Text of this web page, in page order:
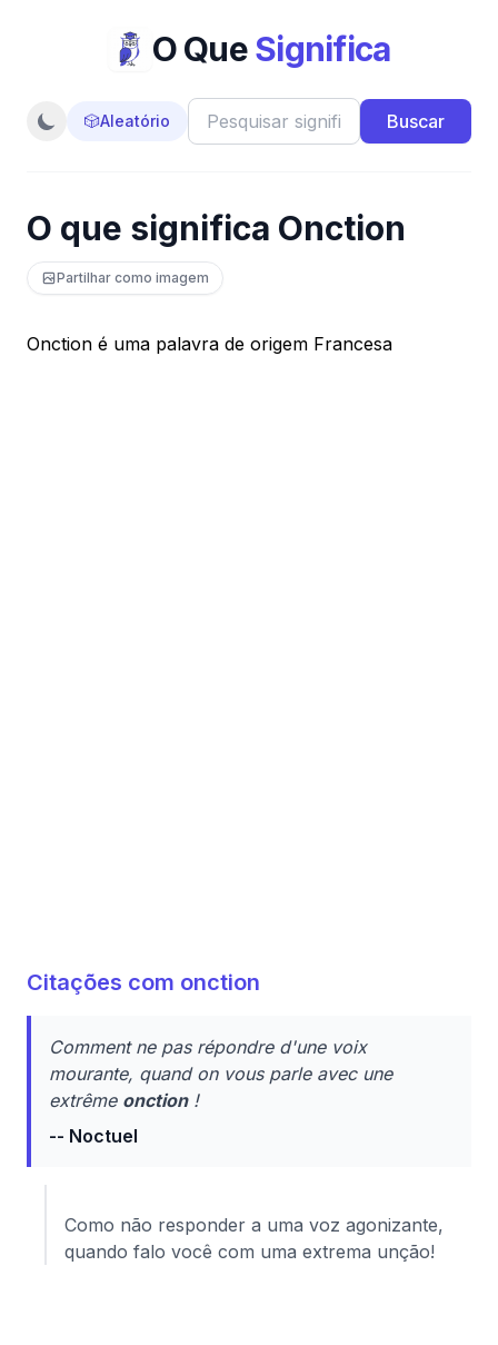
O QueSignifica
🎲Aleatório Buscar
O que significa Onction
Partilhar como imagem
Onction é uma palavra de origem Francesa
Citações com onction
Comment ne pas répondre d'une voix
mourante, quand on vous parle avec une
extrême onction!
-- Noctuel
Como não responder a uma voz agonizante,
quando falo você com uma extrema unção!